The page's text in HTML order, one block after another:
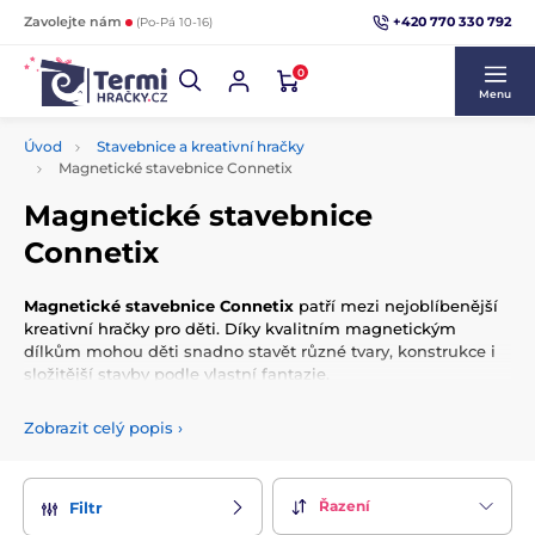
Zavolejte nám (Po-Pá 10-16) +420 770 330 792
0
Menu
Úvod
Stavebnice a kreativní hračky
Magnetické stavebnice Connetix
Magnetické stavebnice
Connetix
Magnetické stavebnice Connetix patří mezi nejoblíbenější
kreativní hračky pro děti. Díky kvalitním magnetickým
dílkům mohou děti snadno stavět různé tvary, konstrukce i
složitější stavby podle vlastní fantazie.
myšlení i prostorové představivosti a jsou vhodné pro
Zobrazit celý popis ›
Filtr Řazení